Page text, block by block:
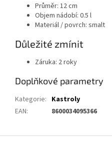
Průměr: 12 cm
Objem nádobí: 0.5 l
Materiál / povrch: smalt
Důležité zmínit
Záruka: 2 roky
Doplňkové parametry
Kategorie: Kastroly
EAN: 8600034095366